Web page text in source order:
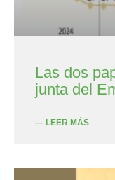
Las dos
junta del
— LEER MÁS